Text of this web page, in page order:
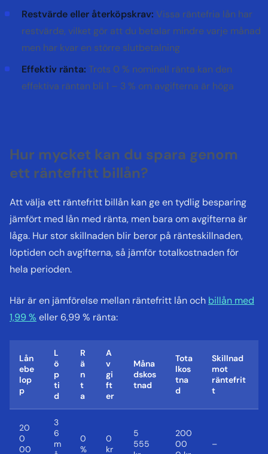
Restvärde eller återköpskrav: Vissa räntefria lån har
restvärde, vilket gör att du betalar mindre varje månad
men har kvar en större slutbetalning
Effektiv ränta: Trots 0 % nominell ränta kan den
effektiva räntan bli 1 – 3 % om avgifterna är höga
Hur mycket kan du spara genom
ett räntefritt billån?
Att välja ett räntefritt billån kan ge en tydlig besparing
jämfört med lån med ränta, men bara om avgifterna är
låga. Hur stor skillnaden blir beror på ränteskillnaden,
löptiden och avgifterna, så jämför totalkostnaden för
hela perioden.
Här är en jämförelse mellan räntefritt lån och billån med
1,99 % eller 6,99 % ränta:
Lån
ebe
lop
p
L
ö
p
ti
d
R
ä
n
t
a
A
v
gi
ft
er
Måna
dskos
tnad
Tota
lkos
tna
d
Skillnad
mot
räntefrit
t
20
0
00
3
6
m
0
%
0
kr
5
555
200
00
–